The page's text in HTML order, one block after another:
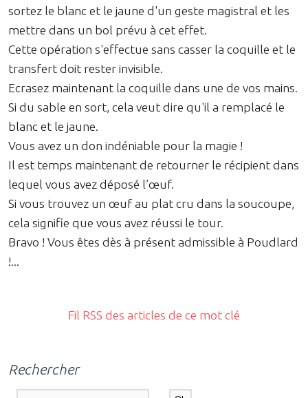
sortez le blanc et le jaune d'un geste magistral et les
mettre dans un bol prévu à cet effet.
Cette opération s'effectue sans casser la coquille et le
transfert doit rester invisible.
Ecrasez maintenant la coquille dans une de vos mains.
Si du sable en sort, cela veut dire qu'il a remplacé le
blanc et le jaune.
Vous avez un don indéniable pour la magie !
Il est temps maintenant de retourner le récipient dans
lequel vous avez déposé l’œuf.
Si vous trouvez un œuf au plat cru dans la soucoupe,
cela signifie que vous avez réussi le tour.
Bravo ! Vous êtes dès à présent admissible à Poudlard
!...
Fil RSS des articles de ce mot clé
Rechercher